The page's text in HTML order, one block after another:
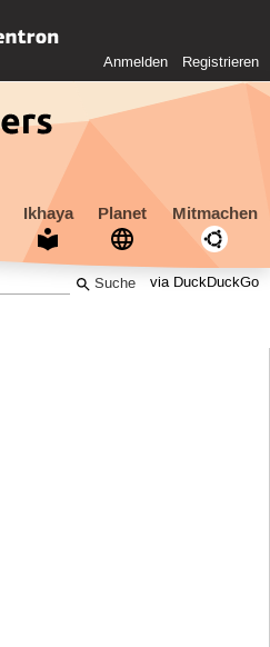
Anmelden Registrieren
Ikhaya Planet Mitmachen
via DuckDuckGo